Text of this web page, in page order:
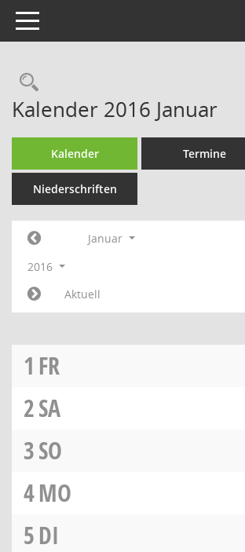
Toggle navigation
Rechercheauswahl
Kalender 2016 Januar
Kalender Termine
Niederschriften
Januar
2016
Aktuell
1 FR
2SA
3SO
4MO
5DI